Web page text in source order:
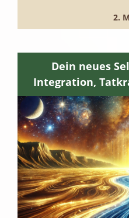
2.
Dein neues
Integration,